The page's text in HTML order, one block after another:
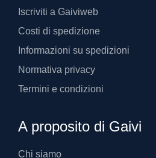
Iscriviti a Gaiviweb
Costi di spedizione
Informazioni su spedizioni
Normativa privacy
Termini e condizioni
A proposito di Gaivi
Chi siamo